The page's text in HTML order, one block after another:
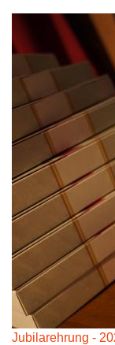
Jubilarehrung -